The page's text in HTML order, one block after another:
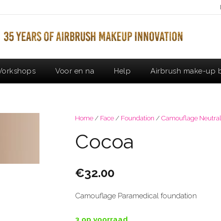
Voor en na Help Airbrush make-up
Home / Face / Foundation /Camouflage
Cocoa
€32.00
Camouflage Paramedical foundation